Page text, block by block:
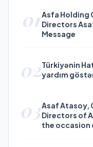
01Asfa Holding
Directors
Message
02Türkiyənin
yardım
03Asaf Atasoy,
Directors of
the occasion